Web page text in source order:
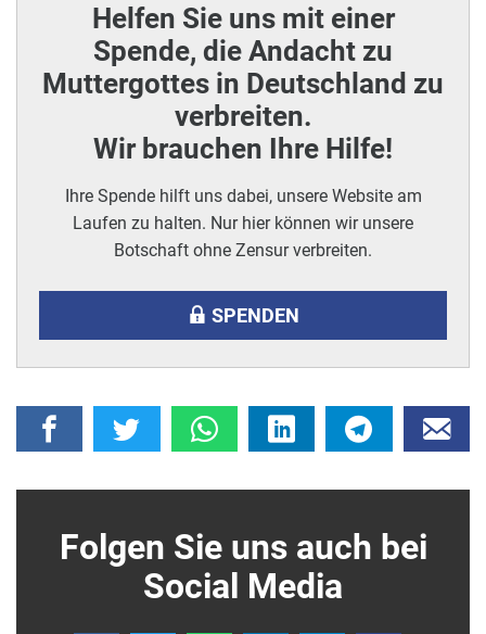
Helfen Sie uns mit einer
Spende, die Andacht zu
Muttergottes in Deutschland zu
verbreiten.
Wir brauchen Ihre Hilfe!
Ihre Spende hilft uns dabei, unsere Website am
Laufen zu halten. Nur hier können wir unsere
Botschaft ohne Zensur verbreiten.
SPENDEN
Folgen Sie uns auch bei
Social Media